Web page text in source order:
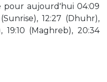
pour aujourd'hui 04:09
12:27 (Dhuhr),
19:10 (Maghreb), 20:34